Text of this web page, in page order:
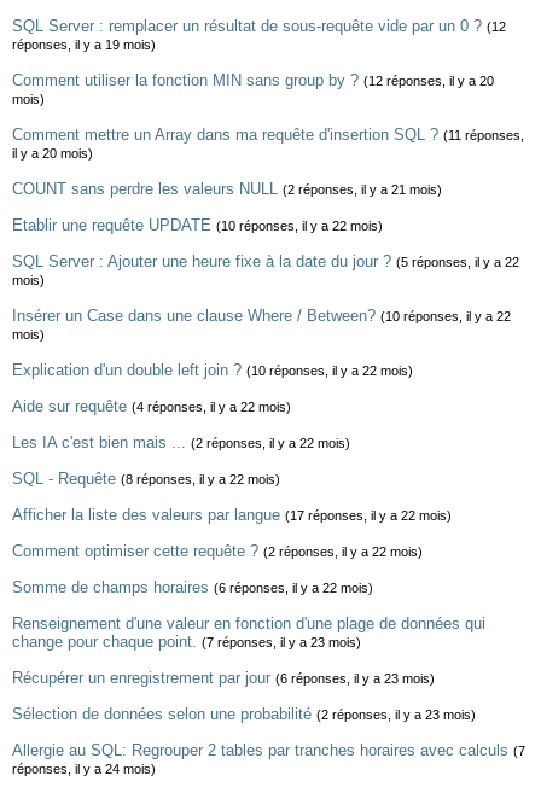
SQL Server : remplacer un résultat de sous-requête vide par un 0 ? (12
réponses, il y a 19 mois)
Comment utiliser la fonction MIN sans group by ? (12 réponses, il y a 20
mois)
Comment mettre un Array dans ma requête d'insertion SQL ? (11 réponses,
il y a 20 mois)
COUNT sans perdre les valeurs NULL (2 réponses, il y a 21 mois)
Etablir une requête UPDATE (10 réponses, il y a 22 mois)
SQL Server : Ajouter une heure fixe à la date du jour ? (5 réponses, il y a 22
mois)
Insérer un Case dans une clause Where / Between? (10 réponses, il y a 22
mois)
Explication d'un double left join ? (10 réponses, il y a 22 mois)
Aide sur requête (4 réponses, il y a 22 mois)
Les IA c'est bien mais ... (2 réponses, il y a 22 mois)
SQL - Requête (8 réponses, il y a 22 mois)
Afficher la liste des valeurs par langue (17 réponses, il y a 22 mois)
Comment optimiser cette requête ? (2 réponses, il y a 22 mois)
Somme de champs horaires (6 réponses, il y a 22 mois)
Renseignement d'une valeur en fonction d'une plage de données qui
change pour chaque point. (7 réponses, il y a 23 mois)
Récupérer un enregistrement par jour (6 réponses, il y a 23 mois)
Sélection de données selon une probabilité (2 réponses, il y a 23 mois)
Allergie au SQL: Regrouper 2 tables par tranches horaires avec calculs (7
réponses, il y a 24 mois)